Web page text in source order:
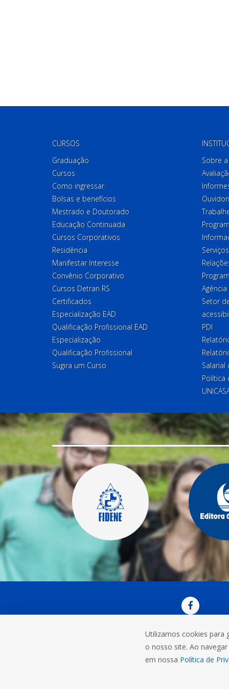
CURSOS
Graduação
Cursos
Como ingressar
Bolsas e benefícios
Mestrado e Doutorado
Educação Continuada
Cursos Corporativos
Residência
Manifestar Interesse
Convênio Corporativo
Cursos Detran RS
Certificados
Especialização EAD
Qualificação Profissional EAD
Especialização
Qualificação Profissional
Sugira um Curso
Sobre
Setor
PDI
Salarial
Política
Rua do
Utilizamos cookies para
o nosso site. Ao
em nossa Política de